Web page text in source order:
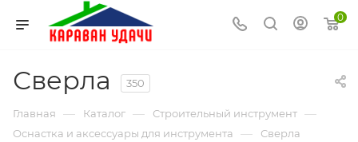
0
Сверла 350
Главная — Каталог — Строительный инструмент —
Оснастка и аксессуары для инструмента — Сверла